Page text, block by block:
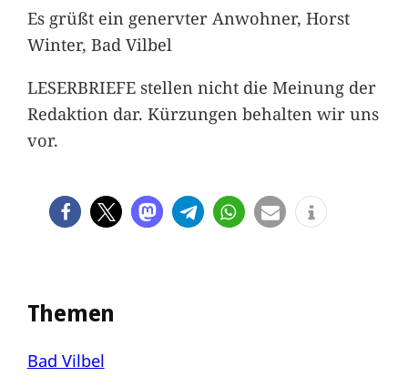
Es grüßt ein genervter Anwohner, Horst
Winter, Bad Vilbel
LESERBRIEFE stellen nicht die Meinung der
Redaktion dar. Kürzungen behalten wir uns
vor.
Themen
Bad Vilbel